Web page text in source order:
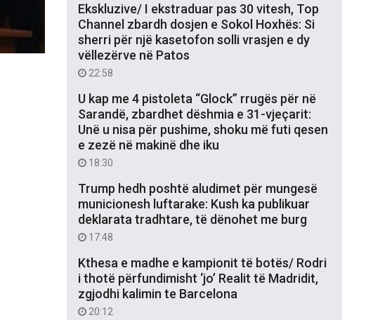
Ekskluzive/ I ekstraduar pas 30 vitesh, Top
Channel zbardh dosjen e Sokol Hoxhës: Si
sherri për një kasetofon solli vrasjen e dy
vëllezërve në Patos
22:58
U kap me 4 pistoleta “Glock” rrugës për në
Sarandë, zbardhet dëshmia e 31-vjeçarit:
Unë u nisa për pushime, shoku më futi qesen
e zezë në makinë dhe iku
18:30
Trump hedh poshtë aludimet për mungesë
municionesh luftarake: Kush ka publikuar
deklarata tradhtare, të dënohet me burg
17:48
Kthesa e madhe e kampionit të botës/ Rodri
i thotë përfundimisht ‘jo’ Realit të Madridit,
zgjodhi kalimin te Barcelona
20:12